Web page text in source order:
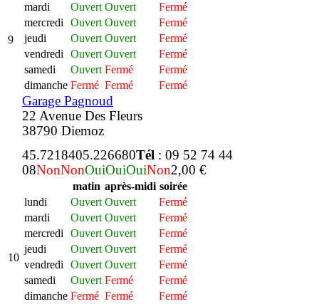
9
mardi
Ouvert Ouvert
Fermé
mercredi
Ouvert Ouvert
Fermé
jeudi
Ouvert Ouvert
Fermé
vendredi
Ouvert Ouvert
Fermé
samedi
Ouvert Fermé
Fermé
dimanche Fermé Fermé Fermé
Garage Pagnoud
22 Avenue Des Fleurs
38790 Diemoz
10
45.7218405.226680Tél : 09 52 74 44
08NonNonOuiOuiOuiNon2,00 €
matin après-midi soirée
lundi
Ouvert Ouvert
Fermé
mardi
Ouvert Ouvert
Fermé
mercredi
Ouvert Ouvert
Fermé
jeudi
Ouvert Ouvert
Fermé
vendredi
Ouvert Ouvert
Fermé
samedi
Ouvert Fermé
Fermé
dimanche Fermé Fermé Fermé